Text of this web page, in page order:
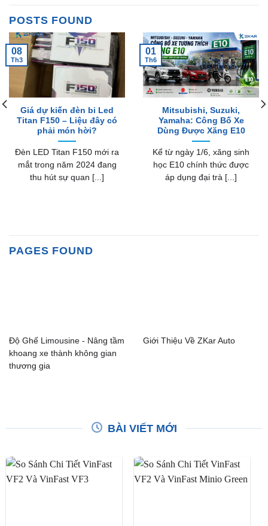
POSTS FOUND
Giá dự kiến đèn bi Led
Titan F150 – Liệu đây có
phải món hời?
Đèn LED Titan F150 mới ra
mắt trong năm 2024 đang
thu hút sự quan [...]
08
Th3
Mitsubishi, Suzuki,
Yamaha: Công Bố Xe
Dùng Được Xăng E10
Kể từ ngày 1/6, xăng sinh
học E10 chính thức được
áp dụng đại trà [...]
01
Th6
PAGES FOUND
Độ Ghế Limousine - Nâng tầm
khoang xe thành không gian
thương gia
Giới Thiệu Về ZKar Auto
BÀI VIẾT MỚI